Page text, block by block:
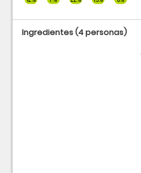
Ingredientes(4 personas)